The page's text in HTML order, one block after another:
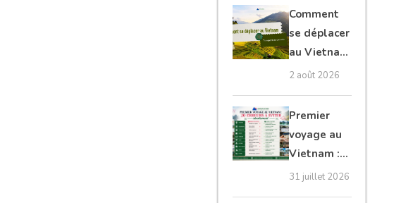
découvrir
Comment
se déplacer
au Vietnam
: transports
2 août 2026
Premier
voyage au
Vietnam :
20 erreurs à
31 juillet 2026